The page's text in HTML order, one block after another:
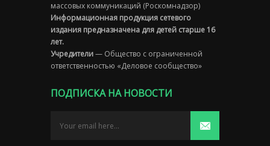
массовых коммуникаций (Роскомнадзор)
Информационная продукция сетевого
издания предназначена для детей старше 16
лет.
Учредители— Общество с ограниченной
ответственностью «Деловое сообщество»
ПОДПИСКА НА НОВОСТИ